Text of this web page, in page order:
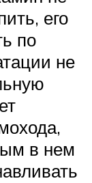
его
по
не
в нем